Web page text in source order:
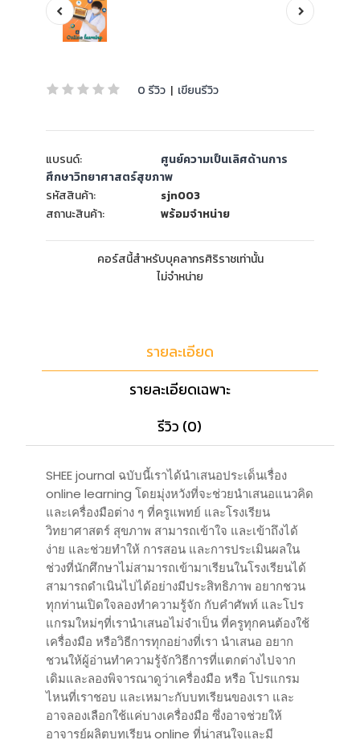
0 รีวิว | เขียนรีวิว
แบรนด์:
ศูนย์ความเป็นเลิศด้านการ
ศึกษาวิทยาศาสตร์สุขภาพ
รหัสสินค้า:
sjn003
สถานะสินค้า:
พร้อมจำหน่าย
คอร์สนี้สำหรับบุคลากรศิริราชเท่านั้น
ไม่จำหน่าย
รายละเอียด
รายละเอียดเฉพาะ
รีวิว (0)
SHEE journal ฉบับนี้เราได้นำเสนอประเด็นเรื่อง
online learning โดยมุ่งหวังที่จะช่วยนำเสนอแนวคิด
และเครื่องมือต่าง ๆ ที่ครูแพทย์ และโรงเรียน
วิทยาศาสตร์ สุขภาพ สามารถเข้าใจ และเข้าถึงได้
ง่าย และช่วยทำให้ การสอน และการประเมินผลใน
ช่วงที่นักศึกษาไม่สามารถเข้ามาเรียนในโรงเรียนได้
สามารถดำเนินไปได้อย่างมีประสิทธิภาพ อยากชวน
ทุกท่านเปิดใจลองทำความรู้จัก กับคำศัพท์ และโปร
แกรมใหม่ๆที่เรานำเสนอไม่จำเป็น ที่ครูทุกคนต้องใช้
เครื่องมือ หรือวิธีการทุกอย่างที่เรา นำเสนอ อยาก
ชวนให้ผู้อ่านทำความรู้จักวิธีการที่แตกต่างไปจาก
เดิมและลองพิจารณาดูว่าเครื่องมือ หรือ โปรแกรม
ไหนที่เราชอบ และเหมาะกับบทเรียนของเรา และ
อาจลองเลือกใช้แค่บางเครื่องมือ ซึ่งอาจช่วยให้
อาจารย์ผลิตบทเรียน online ที่น่าสนใจและมี